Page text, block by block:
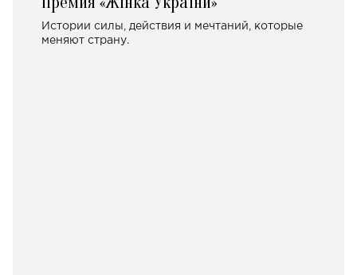
Истории силы, действия и мечтаний, которые
меняют страну.